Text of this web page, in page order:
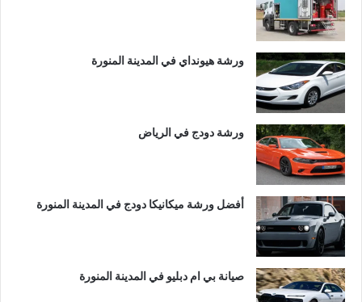
ورشة هيونداي في المدينة المنورة
ورشة دودج في الرياض
أفضل ورشة ميكانيكا دودج في المدينة المنورة
صيانة بي ام دبليو في المدينة المنورة